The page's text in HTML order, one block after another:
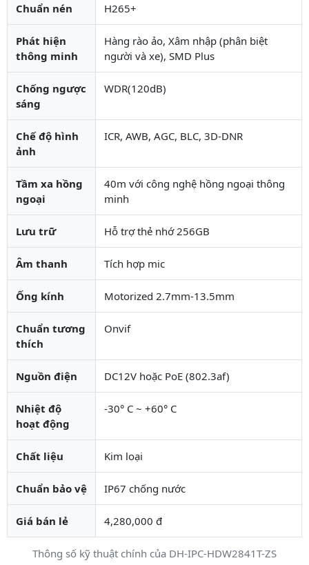
Thông số kỹ thuật chính của DH-IPC-HDW2841T-ZS
Chuẩn nén H265+
Phát hiện
thông minh
Hàng rào ảo, Xâm nhập (phân biệt
người và xe), SMD Plus
Chống ngược
sáng
WDR(120dB)
Chế độ hình
ảnh
ICR, AWB, AGC, BLC, 3D-DNR
Tầm xa hồng
ngoại
40m với công nghệ hồng ngoại thông
minh
Lưu trữ Hỗ trợ thẻ nhớ 256GB
Âm thanh Tích hợp mic
Ống kính Motorized 2.7mm-13.5mm
Chuẩn tương
thích
Onvif
Nguồn điện DC12V hoặc PoE (802.3af)
Nhiệt độ
hoạt động
-30° C ~ +60° C
Chất liệu Kim loại
Chuẩn bảo vệ IP67 chống nước
Giá bán lẻ 4,280,000 đ